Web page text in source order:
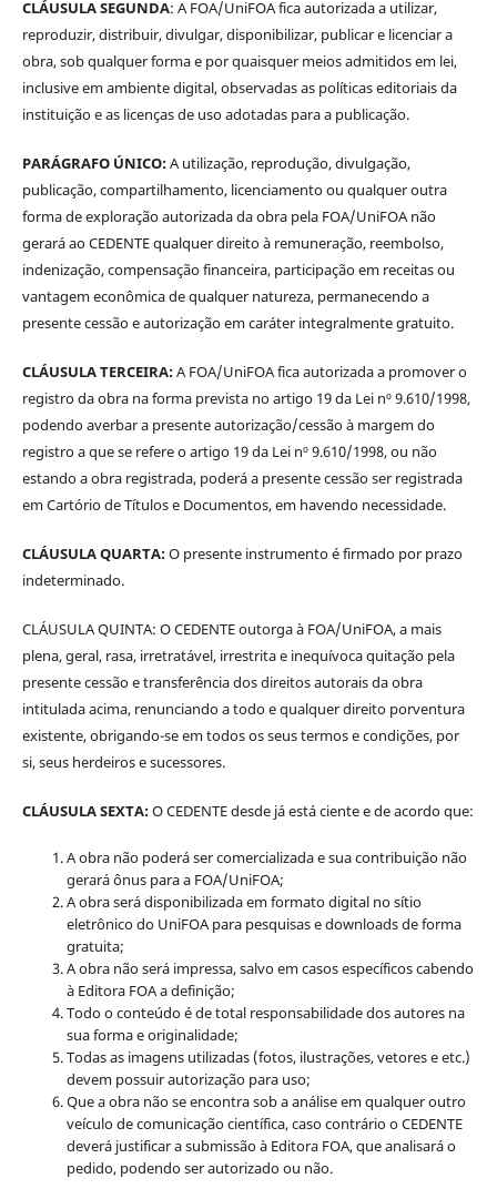
CLÁUSULA SEGUNDA: A FOA/UniFOA fica autorizada a utilizar,
reproduzir, distribuir, divulgar, disponibilizar, publicar e licenciar a
obra, sob qualquer forma e por quaisquer meios admitidos em lei,
inclusive em ambiente digital, observadas as políticas editoriais da
instituição e as licenças de uso adotadas para a publicação.
PARÁGRAFO ÚNICO:A utilização, reprodução, divulgação,
publicação, compartilhamento, licenciamento ou qualquer outra
forma de exploração autorizada da obra pela FOA/UniFOA não
gerará ao CEDENTE qualquer direito à remuneração, reembolso,
indenização, compensação financeira, participação em receitas ou
vantagem econômica de qualquer natureza, permanecendo a
presente cessão e autorização em caráter integralmente gratuito.
CLÁUSULA TERCEIRA:A FOA/UniFOA fica autorizada a promover o
registro da obra na forma prevista no artigo 19 da Lei nº 9.610/1998,
podendo averbar a presente autorização/cessão à margem do
registro a que se refere o artigo 19 da Lei nº 9.610/1998, ou não
estando a obra registrada, poderá a presente cessão ser registrada
em Cartório de Títulos e Documentos, em havendo necessidade.
CLÁUSULA QUARTA:O presente instrumento é firmado por prazo
indeterminado.
CLÁUSULA QUINTA: O CEDENTE outorga à FOA/UniFOA, a mais
plena, geral, rasa, irretratável, irrestrita e inequívoca quitação pela
presente cessão e transferência dos direitos autorais da obra
intitulada acima, renunciando a todo e qualquer direito porventura
existente, obrigando-se em todos os seus termos e condições, por
si, seus herdeiros e sucessores.
CLÁUSULA SEXTA:O CEDENTE desde já está ciente e de acordo que:
A obra não poderá ser comercializada e sua contribuição não
gerará ônus para a FOA/UniFOA;
A obra será disponibilizada em formato digital no sítio
eletrônico do UniFOA para pesquisas e downloads de forma
gratuita;
A obra não será impressa, salvo em casos específicos cabendo
à Editora FOA a definição;
Todo o conteúdo é de total responsabilidade dos autores na
sua forma e originalidade;
Todas as imagens utilizadas (fotos, ilustrações, vetores e etc.)
devem possuir autorização para uso;
Que a obra não se encontra sob a análise em qualquer outro
veículo de comunicação científica, caso contrário o CEDENTE
deverá justificar a submissão à Editora FOA, que analisará o
pedido, podendo ser autorizado ou não.